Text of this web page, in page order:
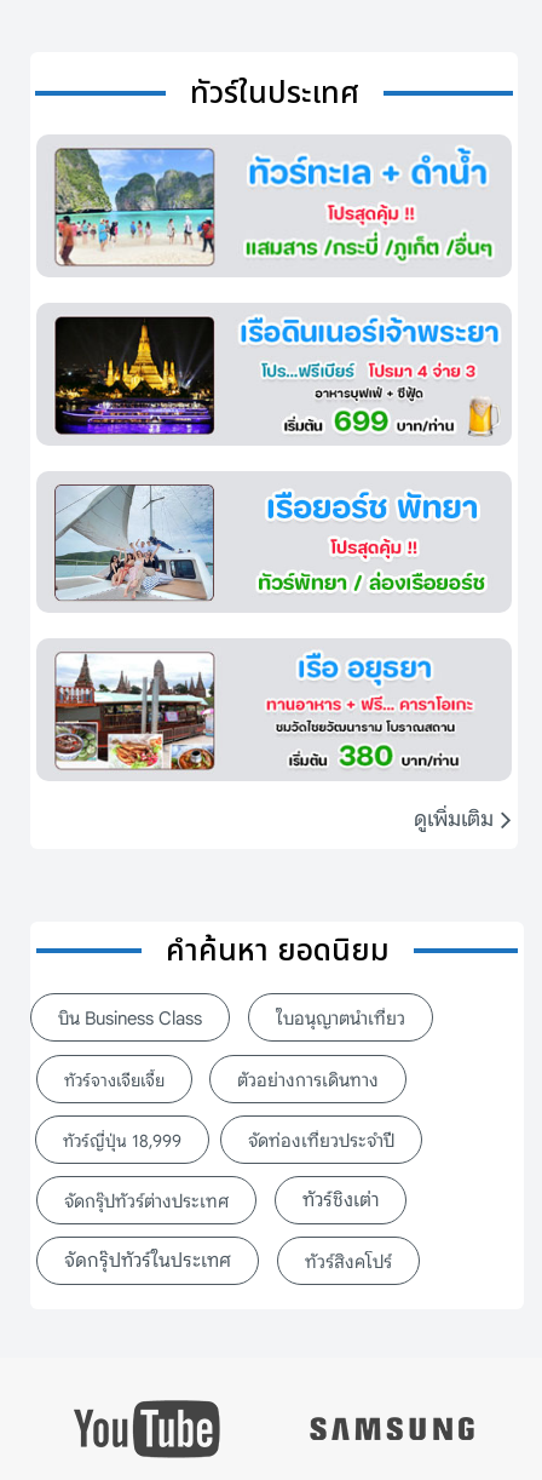
ทัวร์ในประเทศ
ดูเพิ่มเติม
คำค้นหา ยอดนิยม
บิน Business Class ใบอนุญาตนำเที่ยว
ทัวร์จางเจียเจี้ย ตัวอย่างการเดินทาง
ทัวร์ญี่ปุ่น 18,999 จัดท่องเที่ยวประจำปี
จัดกรุ๊ปทัวร์ต่างประเทศ ทัวร์ชิงเต่า
จัดกรุ๊ปทัวร์ในประเทศ ทัวร์สิงคโปร์